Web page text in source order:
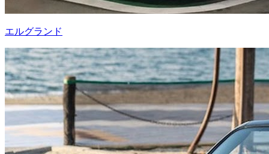
エルグランド